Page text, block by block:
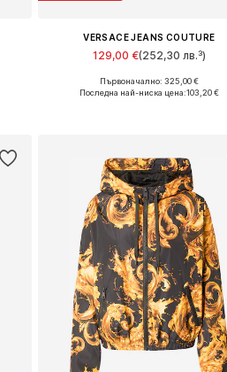
VERSACE JEANS COUTURE
129,00 €(252,30 лв.³)
Налични размери: M, L
Първоначално: 325,00 €
Последна най-ниска цена:103,20 €